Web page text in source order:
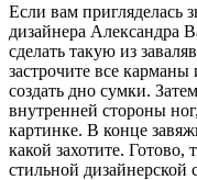
Если вам пригляделась
дизайнера Александра
сделать такую из
застрочите все
создать дно сумки.
внутренней стороны
картинке. В конце
какой захотите.
стильной дизайнерской